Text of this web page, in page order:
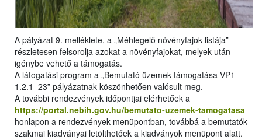
A pályázat 9. melléklete, a „Méhlegelő növényfajok listája”
részletesen felsorolja azokat a növényfajokat, melyek után
igénybe vehető a támogatás.
A látogatási program a „Bemutató üzemek támogatása VP1-
1.2.1–23” pályázatnak köszönhetően valósult meg.
A további rendezvények időpontjai elérhetőek a
https://portal.nebih.gov.hu/bemutato-uzemek-tamogatasa
honlapon a rendezvények menüpontban, továbbá a bemutatók
szakmai kiadványai letölthetőek a kiadványok menüpont alatt.